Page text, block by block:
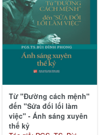
Từ "Đường cách mệnh"
đến "Sửa đổi lối làm
việc" - Ánh sáng xuyên
thế kỷ